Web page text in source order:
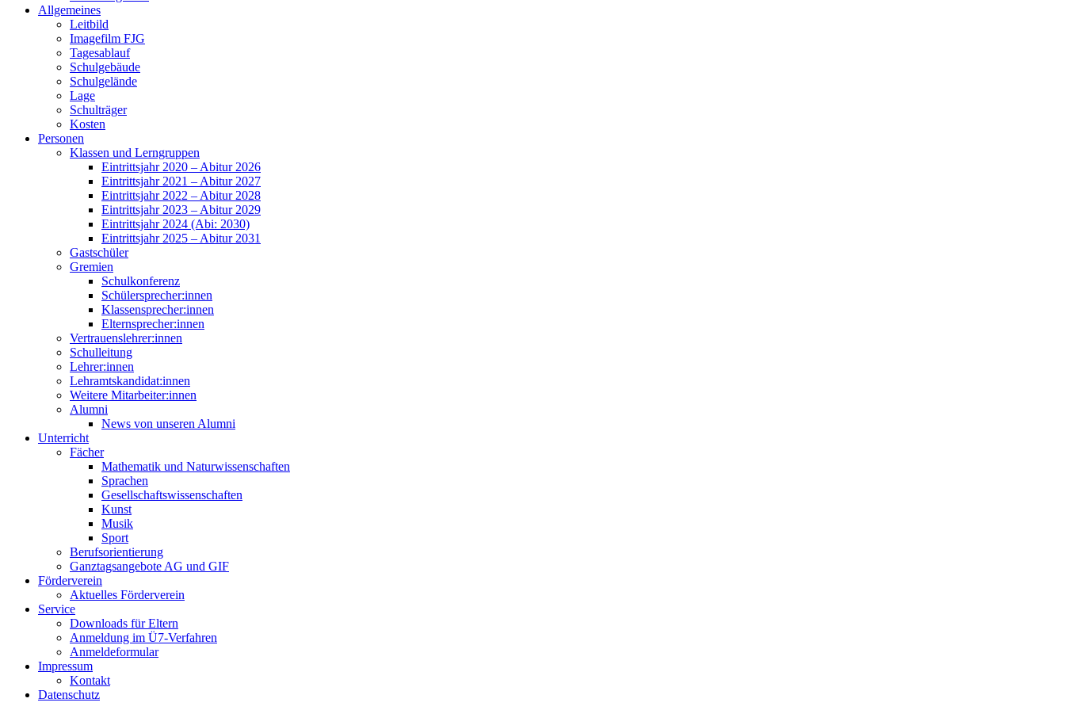
Allgemeines
Leitbild
Imagefilm FJG
Tagesablauf
Schulgebäude
Schulgelände
Lage
Schulträger
Kosten
Personen
Klassen und Lerngruppen
Eintrittsjahr 2020 – Abitur 2026
Eintrittsjahr 2021 – Abitur 2027
Eintrittsjahr 2022 – Abitur 2028
Eintrittsjahr 2023 – Abitur 2029
Eintrittsjahr 2024 (Abi: 2030)
Eintrittsjahr 2025 – Abitur 2031
Gastschüler
Gremien
Schulkonferenz
Schülersprecher:innen
Klassensprecher:innen
Elternsprecher:innen
Vertrauenslehrer:innen
Schulleitung
Lehrer:innen
Lehramtskandidat:innen
Weitere Mitarbeiter:innen
Alumni
News von unseren Alumni
Unterricht
Fächer
Mathematik und Naturwissenschaften
Sprachen
Gesellschaftswissenschaften
Kunst
Musik
Sport
Berufsorientierung
Ganztagsangebote AG und GIF
Förderverein
Aktuelles Förderverein
Service
Downloads für Eltern
Anmeldung im Ü7-Verfahren
Anmeldeformular
Impressum
Kontakt
Datenschutz